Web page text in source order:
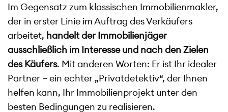
Im Gegensatz zum klassischen Immobilienmakler,
der in erster Linie im Auftrag des Verkäufers
arbeitet, handelt der Immobilienjäger
ausschließlich im Interesse und nach den Zielen
des Käufers. Mit anderen Worten: Er ist Ihr idealer
Partner – ein echter „Privatdetektiv“, der Ihnen
helfen kann, Ihr Immobilienprojekt unter den
besten Bedingungen zu realisieren.